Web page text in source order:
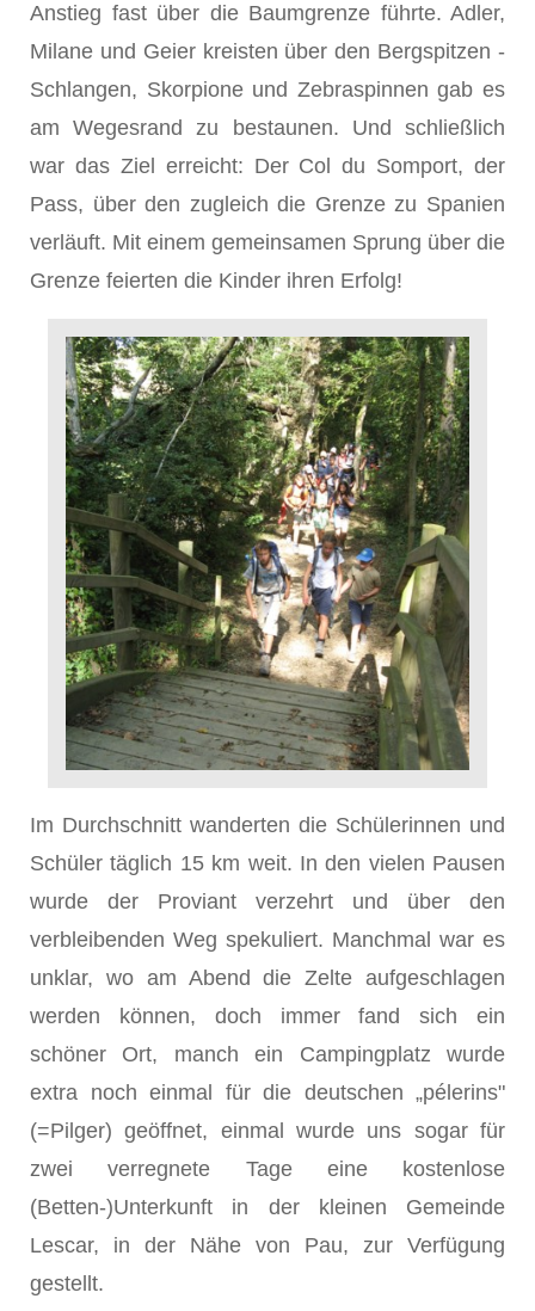
Anstieg fast über die Baumgrenze führte. Adler,
Milane und Geier kreisten über den Bergspitzen -
Schlangen, Skorpione und Zebraspinnen gab es
am Wegesrand zu bestaunen. Und schließlich
war das Ziel erreicht: Der Col du Somport, der
Pass, über den zugleich die Grenze zu Spanien
verläuft. Mit einem gemeinsamen Sprung über die
Grenze feierten die Kinder ihren Erfolg!
Im Durchschnitt wanderten die Schülerinnen und
Schüler täglich 15 km weit. In den vielen Pausen
wurde der Proviant verzehrt und über den
verbleibenden Weg spekuliert. Manchmal war es
unklar, wo am Abend die Zelte aufgeschlagen
werden können, doch immer fand sich ein
schöner Ort, manch ein Campingplatz wurde
extra noch einmal für die deutschen „pélerins"
(=Pilger) geöffnet, einmal wurde uns sogar für
zwei verregnete Tage eine kostenlose
(Betten-)Unterkunft in der kleinen Gemeinde
Lescar, in der Nähe von Pau, zur Verfügung
gestellt.